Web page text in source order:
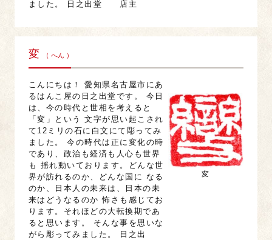
ました。 日之出堂 店主
変 （ へん ）
変
こんにちは！ 愛知県名古屋市にあ
るはんこ屋の日之出堂です。 今日
は、今の時代と世相を考えると
「変」という 文字が思い起こされ
て12ミリの石に白文にて彫ってみ
ました。 今の時代は正に変化の時
であり、政治も経済も人心も世界
も 揺れ動いております。どんな世
界が訪れるのか、どんな国に なる
のか、日本人の未来は、日本の未
来はどうなるのか 怖さも感じてお
ります。それほどの大転換期であ
ると思います。 そんな事を思いな
がら彫ってみました。 日之出